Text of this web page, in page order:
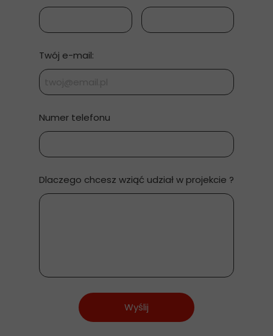
Twój e-mail:
Numer telefonu
Dlaczego chcesz wziąć udział w projekcie ?
Wyślij